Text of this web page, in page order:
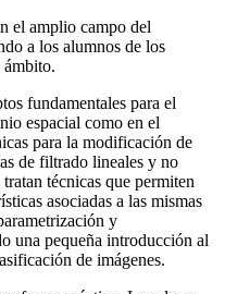
el amplio campo del
a los alumnos de los
ámbito.
fundamentales para el
espacial como en el
para la modificación de
de filtrado lineales y no
técnicas que permiten
asociadas a las mismas
y
una pequeña introducción al
de imágenes.